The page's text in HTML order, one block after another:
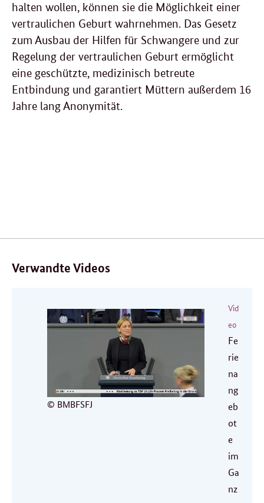
halten wollen, können sie die Möglichkeit einer
vertraulichen Geburt wahrnehmen. Das Gesetz
zum Ausbau der Hilfen für Schwangere und zur
Regelung der vertraulichen Geburt ermöglicht
eine geschützte, medizinisch betreute
Entbindung und garantiert Müttern außerdem 16
Jahre lang Anonymität.
Verwandte Videos
© BMBFSFJ
Vid
eo
Fe
rie
na
ng
eb
ot
e
im
Ga
nz